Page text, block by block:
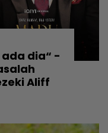
dia“ -
Aliff